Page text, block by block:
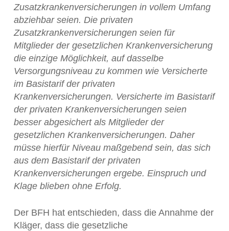
Zusatzkrankenversicherungen in vollem Umfang
abziehbar seien. Die privaten
Zusatzkrankenversicherungen seien für
Mitglieder der gesetzlichen Krankenversicherung
die einzige Möglichkeit, auf dasselbe
Versorgungsniveau zu kommen wie Versicherte
im Basistarif der privaten
Krankenversicherungen. Versicherte im Basistarif
der privaten Krankenversicherungen seien
besser abgesichert als Mitglieder der
gesetzlichen Krankenversicherungen. Daher
müsse hierfür Niveau maßgebend sein, das sich
aus dem Basistarif der privaten
Krankenversicherungen ergebe. Einspruch und
Klage blieben ohne Erfolg.
Der BFH hat entschieden, dass die Annahme der
Kläger, dass die gesetzliche